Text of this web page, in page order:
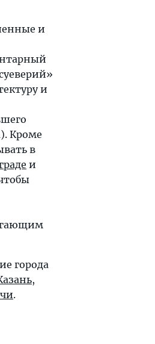
и
и
Кроме
в
и
города
,
.